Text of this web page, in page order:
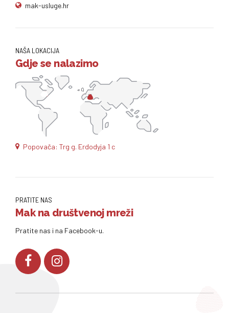
mak-usluge.hr
NAŠA LOKACIJA
Gdje se nalazimo
Popovača: Trg g. Erdodyja 1 c
PRATITE NAS
Mak na društvenoj mreži
Pratite nas i na Facebook-u.